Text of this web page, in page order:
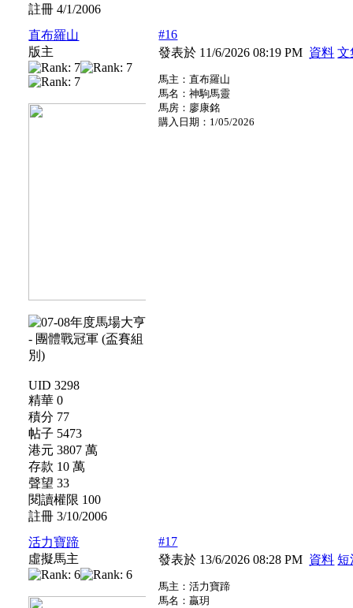
註冊 4/1/2006
直布羅山
版主
UID 3298
精華 0
積分 77
帖子 5473
港元 3807 萬
存款 10 萬
聲望 33
閱讀權限 100
註冊 3/10/2006
#16
發表於 11/6/2026 08:19 PM 資料 文
馬主：直布羅山
馬名：神駒馬靈
馬房：廖康銘
購入日期：1/05/2026
活力寶蹄
虛擬馬主
#17
發表於 13/6/2026 08:28 PM 資料 短
馬主：活力寶蹄
馬名：贏玥